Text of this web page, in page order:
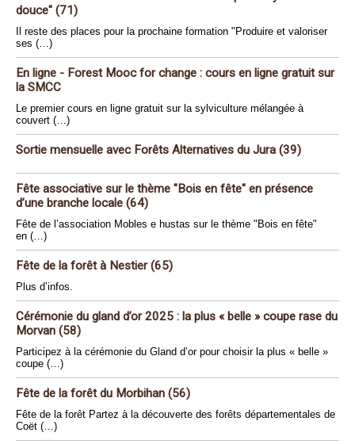
douce" (71)
Il reste des places pour la prochaine formation "Produire et valoriser
ses (…)
En ligne - Forest Mooc for change : cours en ligne gratuit sur
la SMCC
Le premier cours en ligne gratuit sur la sylviculture mélangée à
couvert (…)
Sortie mensuelle avec Forêts Alternatives du Jura (39)
Fête associative sur le thème "Bois en fête" en présence
d’une branche locale (64)
Fête de l’association Mobles e hustas sur le thème "Bois en fête"
en (…)
Fête de la forêt à Nestier (65)
Plus d’infos.
Cérémonie du gland d’or 2025 : la plus « belle » coupe rase du
Morvan (58)
Participez à la cérémonie du Gland d’or pour choisir la plus « belle »
coupe (…)
Fête de la forêt du Morbihan (56)
Fête de la forêt Partez à la découverte des forêts départementales de
Coët (…)